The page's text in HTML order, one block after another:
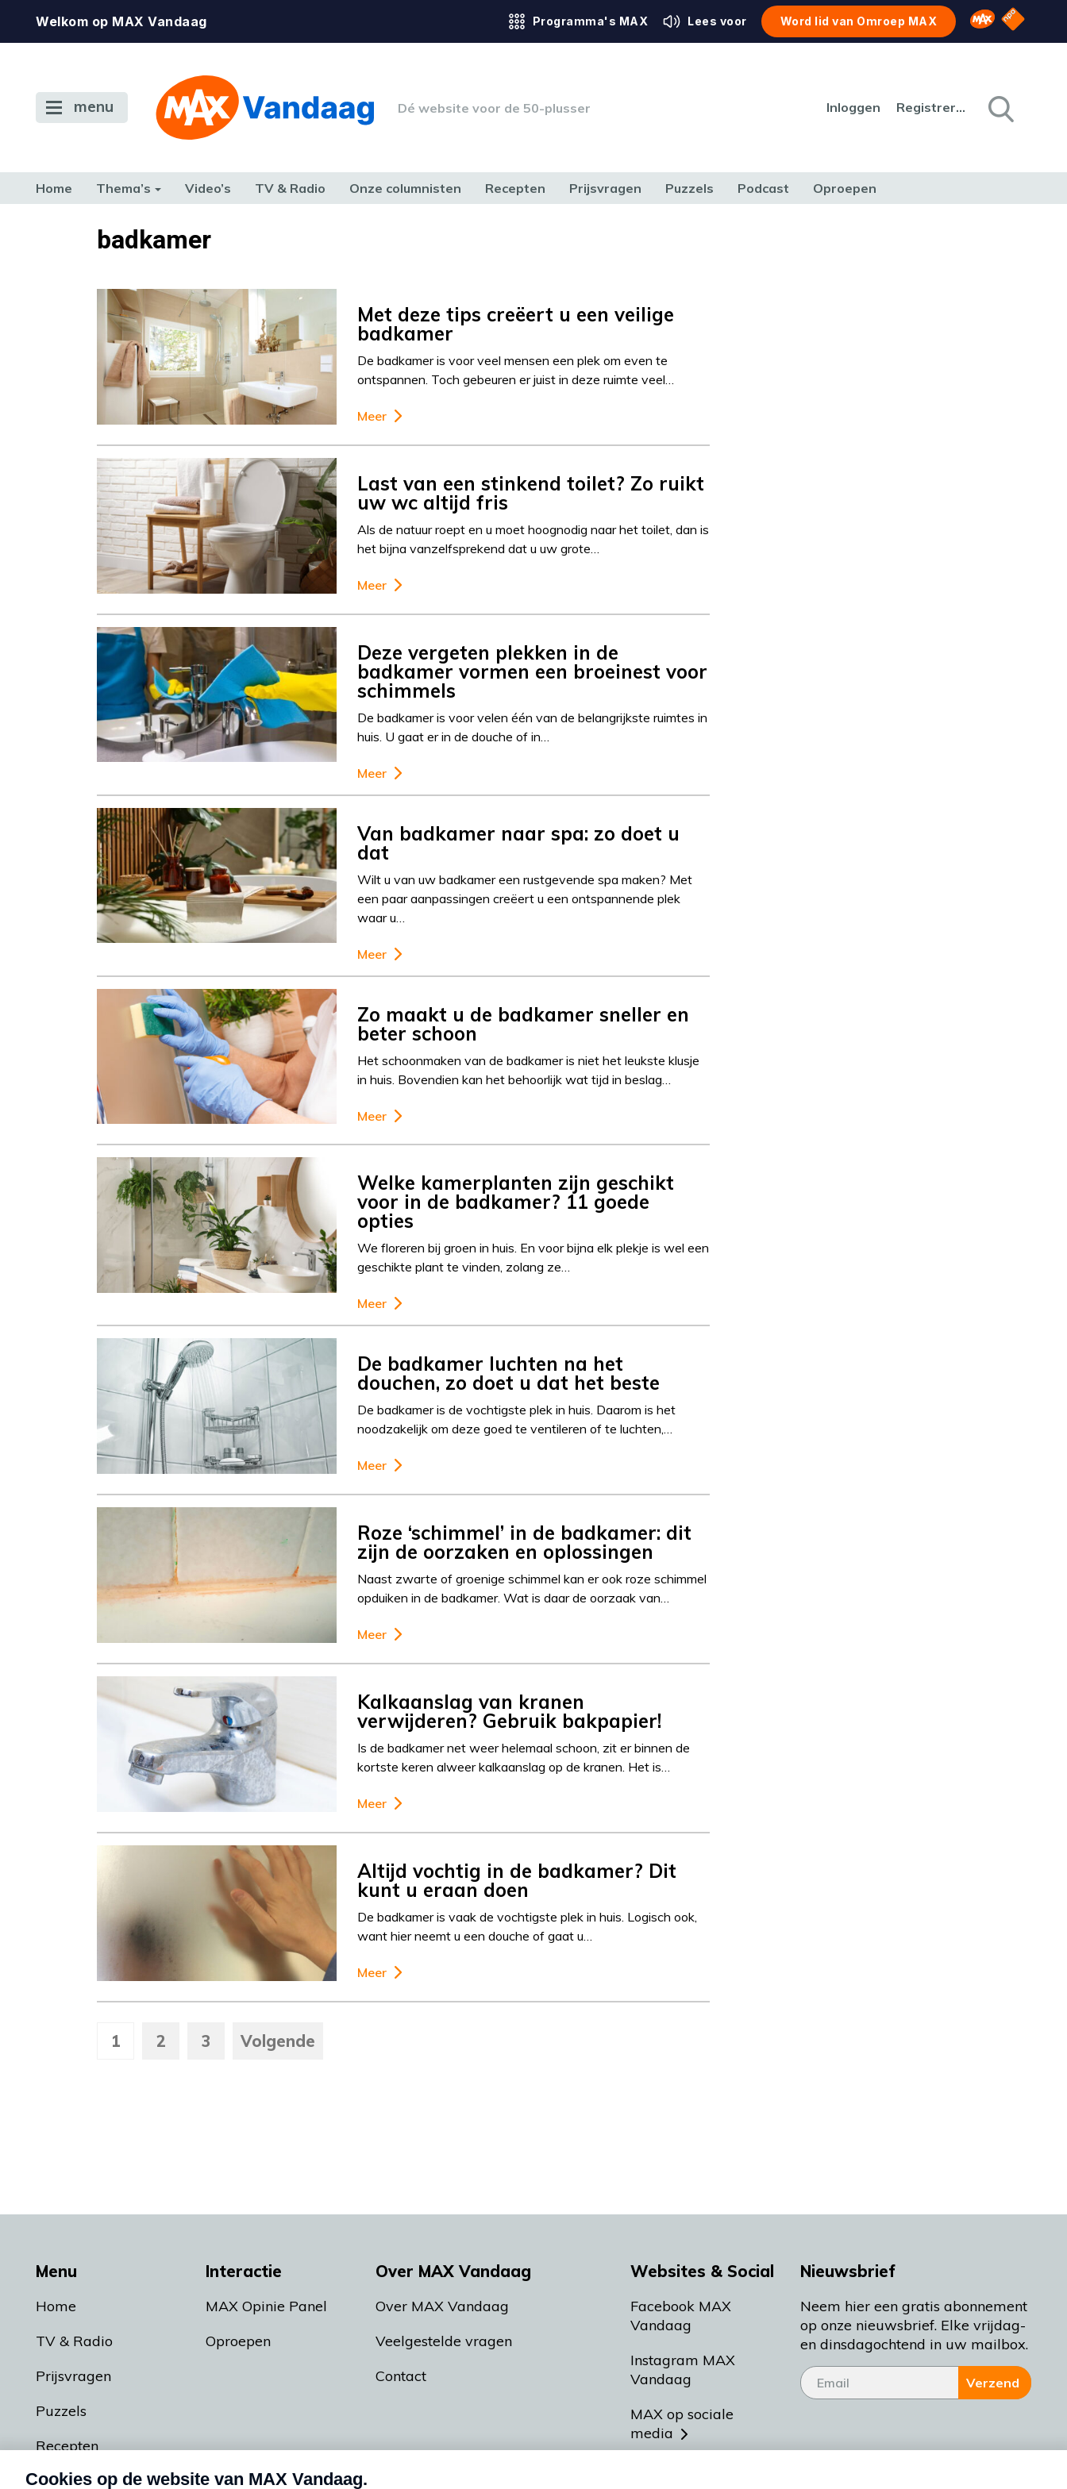
Welkom op MAX Vandaag Programma's MAX Lees voor Word lid van Omroep MAX Omroep MAX
NPO
menu Dé website voor de 50-plusser Inloggen Registreren
Home Thema’s Video’s TV & Radio Onze columnisten Recepten Prijsvragen Puzzels Podcast Oproepen
TERUG NAAR TOENbadkamer
Met deze tips creëert u een veilige
badkamer
De badkamer is voor veel mensen een plek om even te
ontspannen. Toch gebeuren er juist in deze ruimte veel…
Meer
Last van een stinkend toilet? Zo ruikt
uw wc altijd fris
Als de natuur roept en u moet hoognodig naar het toilet, dan is
het bijna vanzelfsprekend dat u uw grote…
Meer
Deze vergeten plekken in de
badkamer vormen een broeinest voor
schimmels
De badkamer is voor velen één van de belangrijkste ruimtes in
huis. U gaat er in de douche of in…
Meer
Van badkamer naar spa: zo doet u
dat
Wilt u van uw badkamer een rustgevende spa maken? Met
een paar aanpassingen creëert u een ontspannende plek
waar u…
Meer
Zo maakt u de badkamer sneller en
beter schoon
Het schoonmaken van de badkamer is niet het leukste klusje
in huis. Bovendien kan het behoorlijk wat tijd in beslag…
Meer
Welke kamerplanten zijn geschikt
voor in de badkamer? 11 goede
opties
We floreren bij groen in huis. En voor bijna elk plekje is wel een
geschikte plant te vinden, zolang ze…
Meer
De badkamer luchten na het
douchen, zo doet u dat het beste
De badkamer is de vochtigste plek in huis. Daarom is het
noodzakelijk om deze goed te ventileren of te luchten,…
Meer
Roze ‘schimmel’ in de badkamer: dit
zijn de oorzaken en oplossingen
Naast zwarte of groenige schimmel kan er ook roze schimmel
opduiken in de badkamer. Wat is daar de oorzaak van…
Meer
Kalkaanslag van kranen
verwijderen? Gebruik bakpapier!
Is de badkamer net weer helemaal schoon, zit er binnen de
kortste keren alweer kalkaanslag op de kranen. Het is…
Meer
Altijd vochtig in de badkamer? Dit
kunt u eraan doen
De badkamer is vaak de vochtigste plek in huis. Logisch ook,
want hier neemt u een douche of gaat u…
Meer
1 2 3 Volgende
Menu
Home
TV & Radio
Prijsvragen
Puzzels
Recepten
Podcasts
Interactie
MAX Opinie Panel
Oproepen
Over MAX Vandaag
Over MAX Vandaag
Veelgestelde vragen
Contact
Websites & Social
Facebook MAX
Vandaag
Instagram MAX
Vandaag
MAX op sociale
media
Nieuwsbrief
Neem hier een gratis abonnement
op onze nieuwsbrief. Elke vrijdag-
en dinsdagochtend in uw mailbox.
Verzend